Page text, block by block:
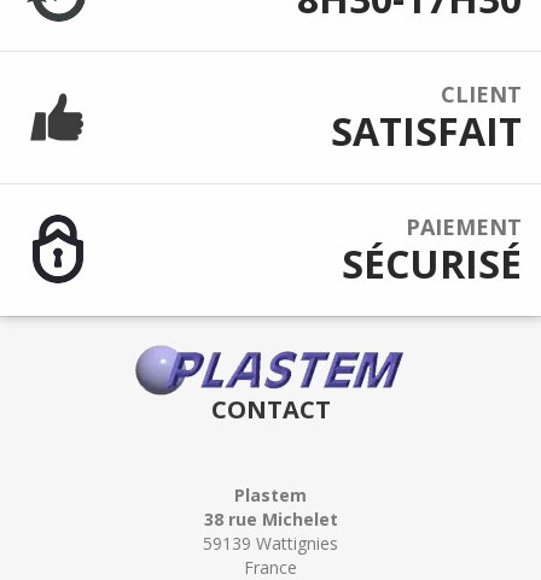
CLIENT
SATISFAIT
PAIEMENT
SÉCURISÉ
CONTACT
Plastem
38 rue Michelet
59139 Wattignies
France